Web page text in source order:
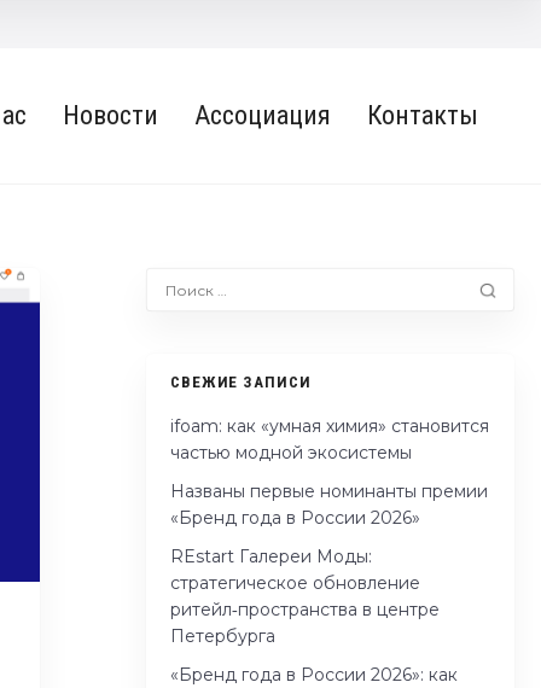
Новости Ассоциация Контакты
СВЕЖИЕ ЗАПИСИ
ifoam: как «умная химия» становится
частью модной экосистемы
Названы первые номинанты премии
«Бренд года в России 2026»
REstart Галереи Моды:
стратегическое обновление
ритейл‑пространства в центре
Петербурга
«Бренд года в России 2026»: как